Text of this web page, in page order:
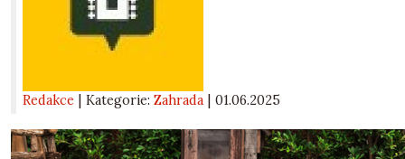
Redakce | Kategorie:Zahrada |01.06.2025